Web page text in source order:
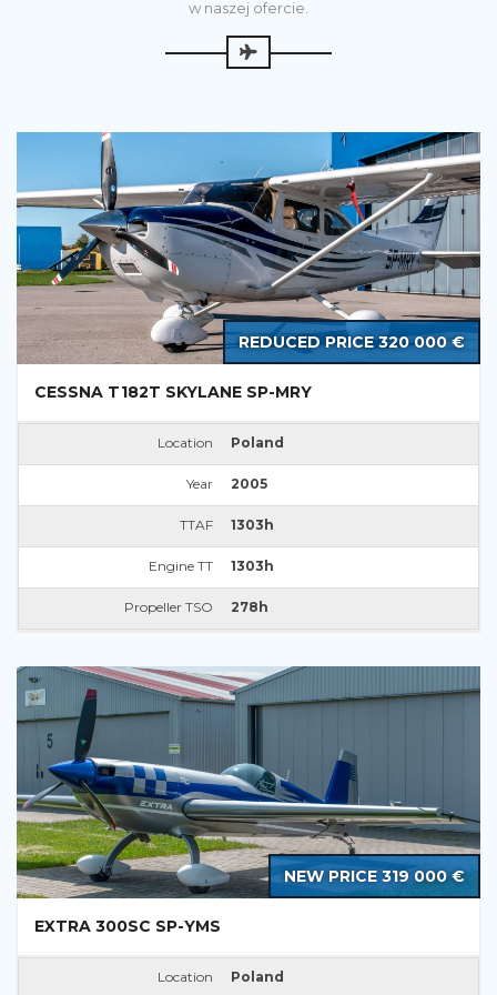
w naszej ofercie.
REDUCED PRICE 320 000 €
CESSNA T182T SKYLANE SP-MRY
Location Poland
Year 2005
TTAF 1303h
Engine TT 1303h
Propeller TSO 278h
NEW PRICE 319 000 €
EXTRA 300SC SP-YMS
Location Poland